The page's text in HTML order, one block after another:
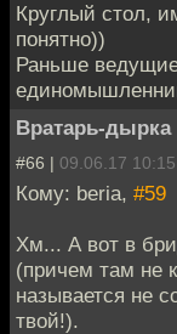
Круглый стол,
понятно))
Раньше
Вратарь-дырка
#66 | 09.06.17 10:15
Кому: beria, #59
Хм... А вот в
(причем там не
называется не
твой!).